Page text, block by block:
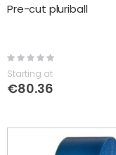
Pre-cut pluriball
Rating:
Starting at
€80.36